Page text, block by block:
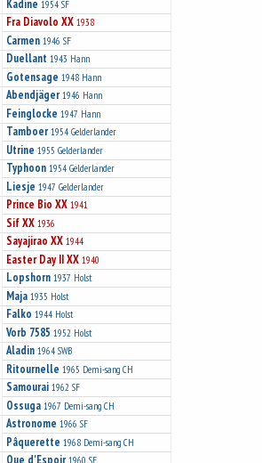
Kadine 1954 SF
Fra Diavolo XX 1938
Carmen 1946 SF
Duellant 1943 Hann
Gotensage 1948 Hann
Abendjäger 1946 Hann
Feinglocke 1947 Hann
Tamboer 1954 Gelderlander
Utrine 1955 Gelderlander
Typhoon 1954 Gelderlander
Liesje 1947 Gelderlander
Prince Bio XX 1941
Sif XX 1936
Sayajirao XX 1944
Easter Day II XX 1940
Lopshorn 1937 Holst
Maja 1935 Holst
Falko 1944 Holst
Vorb 7585 1952 Holst
Aladin 1964 SWB
Ritournelle 1965 Demi-sang CH
Samourai 1962 SF
Ossuga 1967 Demi-sang CH
Astronome 1966 SF
Pâquerette 1968 Demi-sang CH
Que d'Espoir 1960 SF